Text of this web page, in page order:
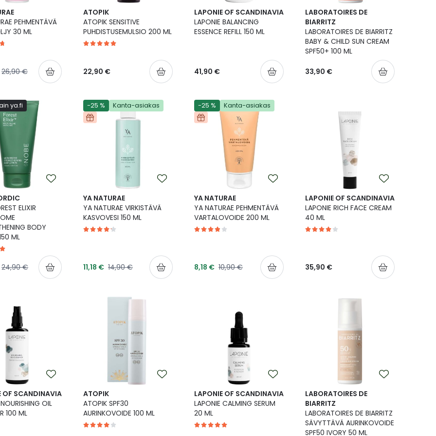
PEHMENTÄVÄ
30 ML
Normaalihinta
26,90 €
ATOPIK
ATOPIK SENSITIVE
PUHDISTUSEMULSIO 200 ML
22,90 €
LAPONIE OF SCANDINAVIA
LAPONIE BALANCING
ESSENCE REFILL 150 ML
41,90 €
LABORATOIRES DE
BIARRITZ
LABORATOIRES DE BIARRITZ
BABY & CHILD SUN CREAM
SPF50+ 100 ML
33,90 €
ya.fi
ELIXIR
BODY
ML
Normaalihinta
24,90 €
-25 % Kanta-asiakas
YA NATURAE
YA NATURAE VIRKISTÄVÄ
KASVOVESI 150 ML
Tarjoushinta
11,18 € Normaalihinta
14,90 €
-25 % Kanta-asiakas
YA NATURAE
YA NATURAE PEHMENTÄVÄ
VARTALOVOIDE 200 ML
Tarjoushinta
8,18 € Normaalihinta
10,90 €
LAPONIE OF SCANDINAVIA
LAPONIE RICH FACE CREAM
40 ML
35,90 €
OF SCANDINAVIA
OIL
100 ML
ATOPIK
ATOPIK SPF30
AURINKOVOIDE 100 ML
LAPONIE OF SCANDINAVIA
LAPONIE CALMING SERUM
20 ML
LABORATOIRES DE
BIARRITZ
LABORATOIRES DE BIARRITZ
SÄVYTTÄVÄ AURINKOVOIDE
SPF50 IVORY 50 ML